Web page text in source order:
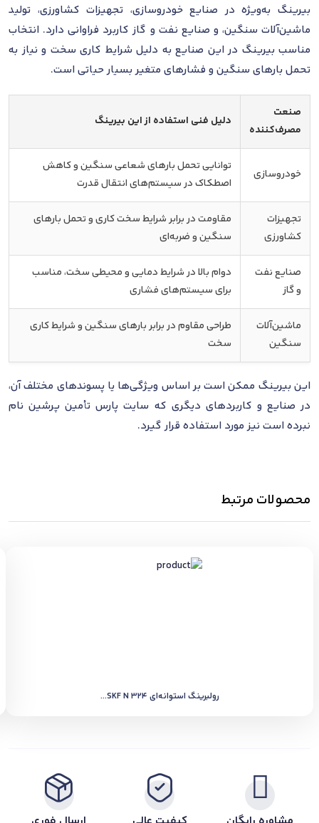
بیرینگ به‌ویژه در صنایع خودروسازی، تجهیزات کشاورزی، تولید
ماشین‌آلات سنگین، و صنایع نفت و گاز کاربرد فراوانی دارد. انتخاب
مناسب بیرینگ در این صنایع به دلیل شرایط کاری سخت و نیاز به
تحمل بارهای سنگین و فشارهای متغیر بسیار حیاتی است.
صنعت
مصرف‌کننده
دلیل فنی استفاده از این بیرینگ
خودروسازی
توانایی تحمل بارهای شعاعی سنگین و کاهش
اصطکاک در سیستم‌های انتقال قدرت
تجهیزات
کشاورزی
مقاومت در برابر شرایط سخت کاری و تحمل بارهای
سنگین و ضربه‌ای
صنایع نفت
و گاز
دوام بالا در شرایط دمایی و محیطی سخت، مناسب
برای سیستم‌های فشاری
ماشین‌آلات
سنگین
طراحی مقاوم در برابر بارهای سنگین و شرایط کاری
سخت
این بیرینگ ممکن است بر اساس ویژگی‌ها یا پسوندهای مختلف آن،
در صنایع و کاربردهای دیگری که سایت پارس تأمین پرشین نام
نبرده است نیز مورد استفاده قرار گیرد.
محصولات مرتبط
رولبرینگ استوانه‌ای SKF N 324...